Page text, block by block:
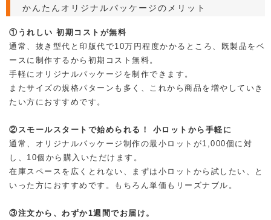
かんたんオリジナルパッケージのメリット
①うれしい 初期コストが無料
通常、抜き型代と印版代で10万円程度かかるところ、既製品をベ
ースに制作するから初期コスト無料。
手軽にオリジナルパッケージを制作できます。
またサイズの規格パターンも多く、これから商品を増やしていき
たい方におすすめです。
②スモールスタートで始められる！ 小ロットから手軽に
通常、オリジナルパッケージ制作の最小ロットが1,000個に対
し、10個から購入いただけます。
在庫スペースを広くとれない、まずは小ロットから試したい、と
いった方におすすめです。もちろん単価もリーズナブル。
③注文から、わずか1週間でお届け。